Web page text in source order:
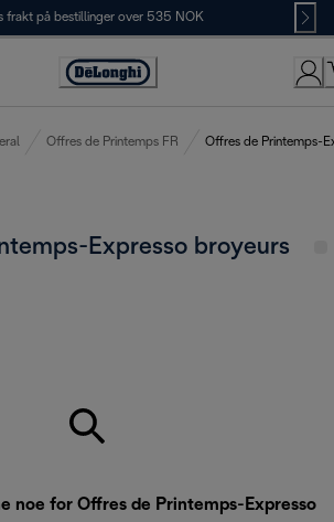
frakt på bestillinger over 535 NOK
Accessibility
Offres de Printemps FR Offres de Printemps-
Expresso broyeurs
noe for Offres de Printemps-Expresso